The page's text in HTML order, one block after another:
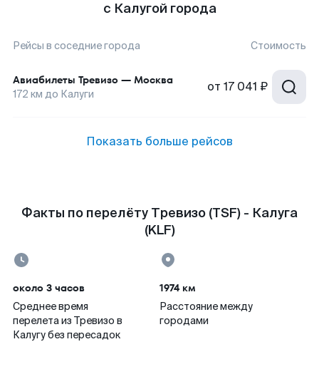
с Калугой города
Рейсы в соседние города Стоимость
Авиабилеты Тревизо — Москва
172 км до Калуги от 17 041 ₽
Показать больше рейсов
Факты по перелёту Тревизо (TSF) - Калуга
(KLF)
около 3 часов
Среднее время
перелета из Тревизо в
Калугу без пересадок
1974 км
Расстояние между
городами